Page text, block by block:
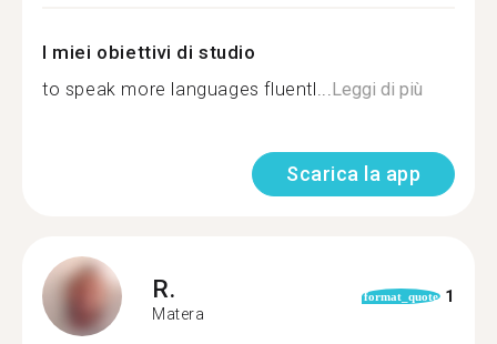
I miei obiettivi di studio
to speak more languages fluentl...Leggi di più
Scarica la app
R.
Matera
format_quote 1